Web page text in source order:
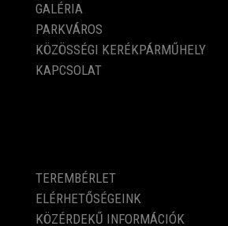
GALÉRIA
PARKVÁROS
KÖZÖSSÉGI KERÉKPÁRMŰHELY
KAPCSOLAT
TEREMBÉRLET
ELÉRHETŐSÉGEINK
KÖZÉRDEKŰ INFORMÁCIÓK